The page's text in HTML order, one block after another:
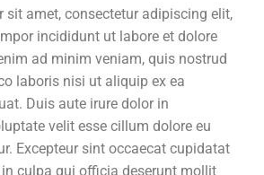
sit amet, consectetur adipiscing elit,
incididunt ut labore et dolore
ad minim veniam, quis nostrud
laboris nisi ut aliquip ex ea
Duis aute irure dolor in
velit esse cillum dolore eu
Excepteur sint occaecat cupidatat
culpa qui officia deserunt mollit